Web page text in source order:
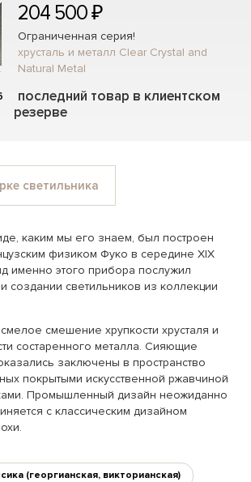
204 500 ₽
Ограниченная серия!
хрусталь и металл Clear Crystal and
Natural Metal
последний товар в клиентском
резерве
светильника
каким мы его знаем, был построен
физиком Фуко в середине XIX
именно этого прибора послужил
создании светильников из коллекции
смешение хрупкости хрусталя и
состаренного металла. Сияющие
заключены в пространство
покрытыми искусственной ржавчиной
Промышленный дизайн неожиданно
с классическим дизайном
(георгианская, викторианская)